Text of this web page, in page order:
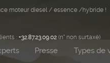
Presse Types de
moteur diesel / essence /hybride !
: +32.87.23.09.02 (n° non surtaxé)